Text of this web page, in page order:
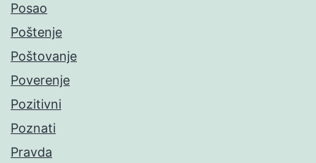
Posao
Poštenje
Poštovanje
Poverenje
Pozitivni
Poznati
Pravda